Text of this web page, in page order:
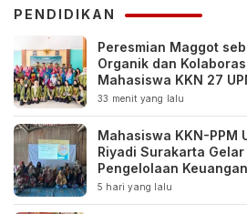
PENDIDIKAN
Peresmian Maggot
Organik dan
Mahasiswa KKN 27
Bojonegoro
33 menit yang lalu
Mahasiswa KKN-PPM
Riyadi Surakarta
Pengelolaan
5 hari yang lalu